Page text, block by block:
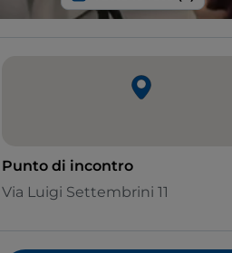
Punto di incontro
Via Luigi Settembrini 11